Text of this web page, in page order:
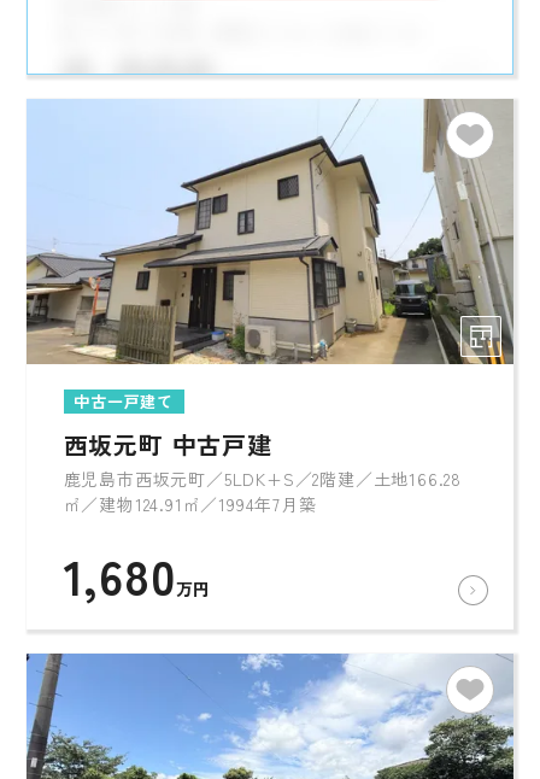
中古一戸建て
西坂元町 中古戸建
鹿児島市西坂元町／5LDK+S／2階建／土地166.28
㎡／建物124.91㎡／1994年7月築
1,680万円